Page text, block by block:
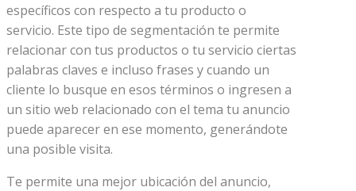
específicos con respecto a tu producto o
servicio. Este tipo de segmentación te permite
relacionar con tus productos o tu servicio ciertas
palabras claves e incluso frases y cuando un
cliente lo busque en esos términos o ingresen a
un sitio web relacionado con el tema tu anuncio
puede aparecer en ese momento, generándote
una posible visita.
Te permite una mejor ubicación del anuncio,